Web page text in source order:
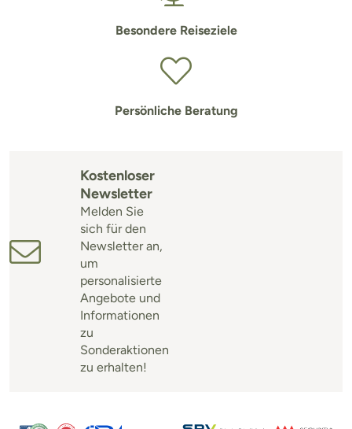
Besondere Reiseziele
Persönliche Beratung
Kostenloser
Newsletter
Melden Sie
sich für den
Newsletter an,
um
personalisierte
Angebote und
Informationen
zu
Sonderaktionen
zu erhalten!